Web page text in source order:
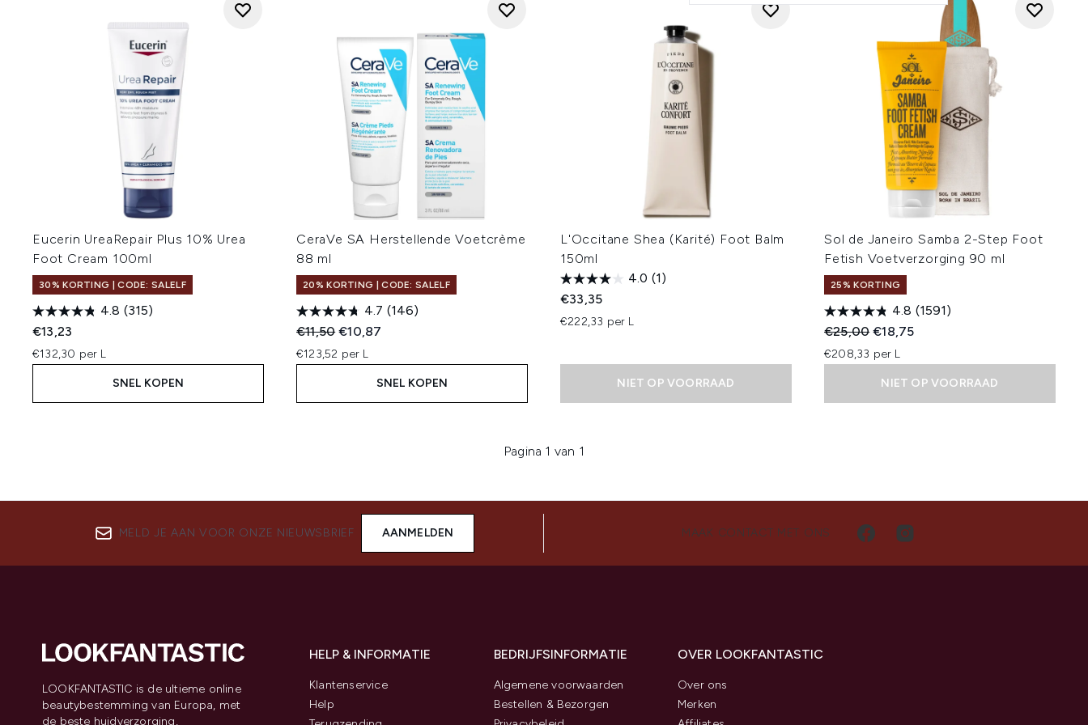
Eucerin UreaRepair Plus 10% Urea
Foot Cream 100ml
30% KORTING | CODE: SALELF
4.8 (315)
€13,23
€132,30 per L
SNEL KOPEN
CeraVe SA Herstellende Voetcrème
88 ml
20% KORTING | CODE: SALELF
4.7 (146)
Recommended Retail Price:
€11,50Huidige prijs:
€10,87
€123,52 per L
SNEL KOPEN
L'Occitane Shea (Karité) Foot Balm
150ml
4.0 (1)
€33,35
€222,33 per L
NIET OP VOORRAAD
Sol de Janeiro Samba 2-Step Foot
Fetish Voetverzorging 90 ml
25% KORTING
4.8 (1591)
Recommended Retail Price:
€25,00Huidige prijs:
€18,75
€208,33 per L
NIET OP VOORRAAD
Pagina 1 van 1
MELD JE AAN VOOR ONZE NIEUWSBRIEF AANMELDEN MAAK CONTACT MET ONS
LOOKFANTASTIC is de ultieme online
beautybestemming van Europa, met
de beste huidverzorging,
HELP & INFORMATIE
Klantenservice
Help
BEDRIJFSINFORMATIE
Algemene voorwaarden
Bestellen & Bezorgen
OVER LOOKFANTASTIC
Over ons
Merken